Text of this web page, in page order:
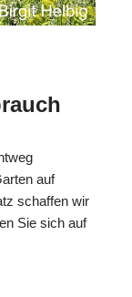
auf
schaffen wir
Sie sich auf